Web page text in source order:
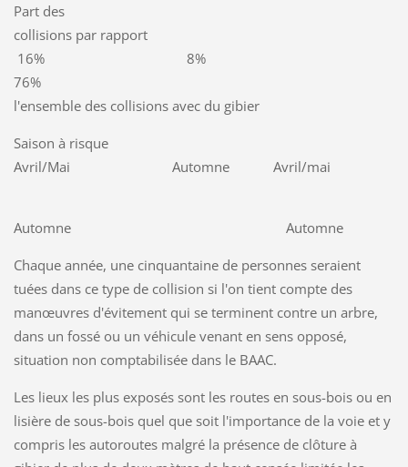
Part des
collisions par rapport
16% 8%
76%
l'ensemble des collisions avec du gibier
Saison à risque
Avril/Mai Automne Avril/mai
Automne Automne
Chaque année, une cinquantaine de personnes seraient
tuées dans ce type de collision si l'on tient compte des
manœuvres d'évitement qui se terminent contre un arbre,
dans un fossé ou un véhicule venant en sens opposé,
situation non comptabilisée dans le BAAC.
Les lieux les plus exposés sont les routes en sous-bois ou en
lisière de sous-bois quel que soit l'importance de la voie et y
compris les autoroutes malgré la présence de clôture à